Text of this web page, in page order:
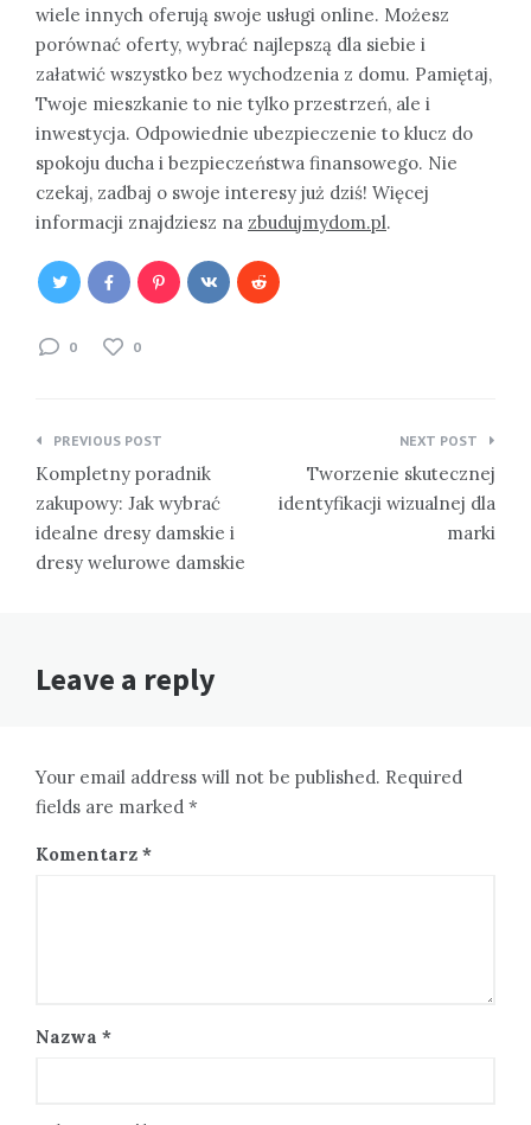
wiele innych oferują swoje usługi online. Możesz
porównać oferty, wybrać najlepszą dla siebie i
załatwić wszystko bez wychodzenia z domu. Pamiętaj,
Twoje mieszkanie to nie tylko przestrzeń, ale i
inwestycja. Odpowiednie ubezpieczenie to klucz do
spokoju ducha i bezpieczeństwa finansowego. Nie
czekaj, zadbaj o swoje interesy już dziś! Więcej
informacji znajdziesz na zbudujmydom.pl.
0 0
Nawigacja
wpisu
PREVIOUS POST
Kompletny poradnik
zakupowy: Jak wybrać
idealne dresy damskie i
dresy welurowe damskie
NEXT POST
Tworzenie skutecznej
identyfikacji wizualnej dla
marki
Leave a reply
Your email address will not be published. Required
fields are marked *
Komentarz *
Nazwa *